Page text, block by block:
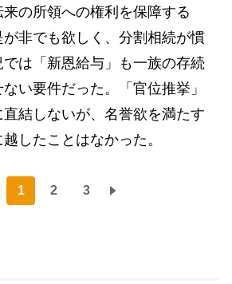
の所領への権利を保障する
が非でも欲しく、分割相続が慣
は「新恩給与」も一族の存続
い要件だった。「官位推挙」
結しないが、名誉欲を満たす
したことはなかった。
1 2 3